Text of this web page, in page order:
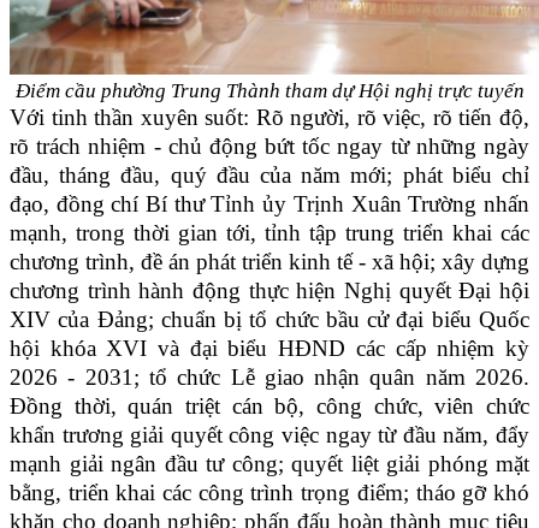
Điểm cầu phường Trung Thành tham dự Hội nghị trực tuyến
Với tinh thần xuyên suốt: Rõ người, rõ việc, rõ tiến độ,
rõ trách nhiệm - chủ động bứt tốc ngay từ những ngày
đầu, tháng đầu, quý đầu của năm mới; phát biểu chỉ
đạo, đồng chí Bí thư Tỉnh ủy Trịnh Xuân Trường nhấn
mạnh, trong thời gian tới, tỉnh tập trung triển khai các
chương trình, đề án phát triển kinh tế - xã hội; xây dựng
chương trình hành động thực hiện Nghị quyết Đại hội
XIV của Đảng; chuẩn bị tổ chức bầu cử đại biểu Quốc
hội khóa XVI và đại biểu HĐND các cấp nhiệm kỳ
2026 - 2031; tổ chức Lễ giao nhận quân năm 2026.
Đồng thời, quán triệt cán bộ, công chức, viên chức
khẩn trương giải quyết công việc ngay từ đầu năm, đẩy
mạnh giải ngân đầu tư công; quyết liệt giải phóng mặt
bằng, triển khai các công trình trọng điểm; tháo gỡ khó
khăn cho doanh nghiệp; phấn đấu hoàn thành mục tiêu